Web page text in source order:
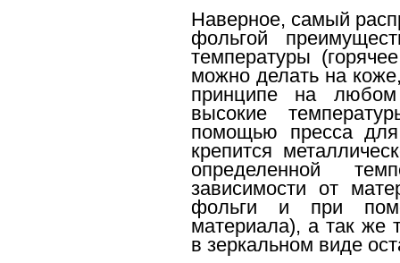
Наверное, самый
фольгой
температуры
можно делать на
принципе на любом
высокие
помощью пресса
крепится
определенной
зависимости от
фольги и при
материала), а так
в зеркальном виде